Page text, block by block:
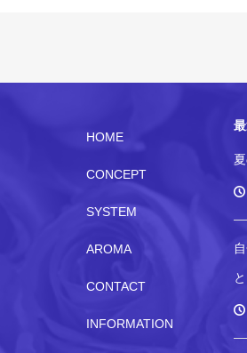
HOME
CONCEPT
SYSTEM
AROMA
CONTACT
INFORMATION
と